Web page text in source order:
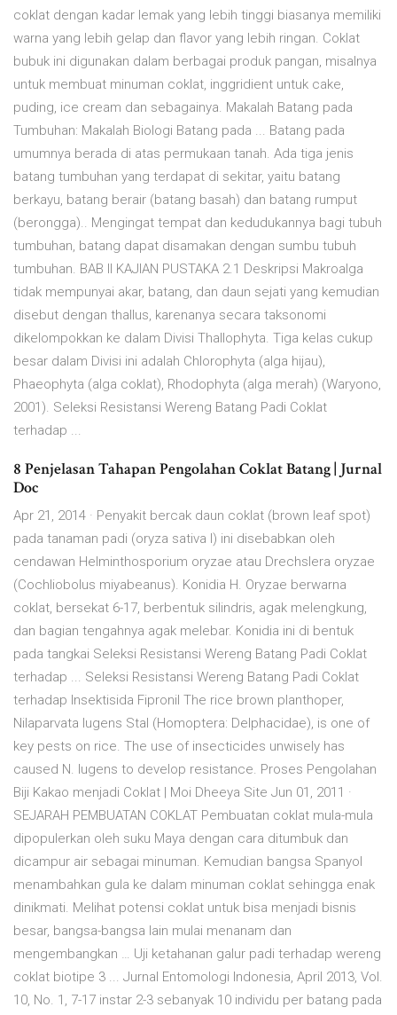
coklat dengan kadar lemak yang lebih tinggi biasanya memiliki
warna yang lebih gelap dan flavor yang lebih ringan. Coklat
bubuk ini digunakan dalam berbagai produk pangan, misalnya
untuk membuat minuman coklat, inggridient untuk cake,
puding, ice cream dan sebagainya. Makalah Batang pada
Tumbuhan: Makalah Biologi Batang pada ... Batang pada
umumnya berada di atas permukaan tanah. Ada tiga jenis
batang tumbuhan yang terdapat di sekitar, yaitu batang
berkayu, batang berair (batang basah) dan batang rumput
(berongga).. Mengingat tempat dan kedudukannya bagi tubuh
tumbuhan, batang dapat disamakan dengan sumbu tubuh
tumbuhan. BAB II KAJIAN PUSTAKA 2.1 Deskripsi Makroalga
tidak mempunyai akar, batang, dan daun sejati yang kemudian
disebut dengan thallus, karenanya secara taksonomi
dikelompokkan ke dalam Divisi Thallophyta. Tiga kelas cukup
besar dalam Divisi ini adalah Chlorophyta (alga hijau),
Phaeophyta (alga coklat), Rhodophyta (alga merah) (Waryono,
2001). Seleksi Resistansi Wereng Batang Padi Coklat
terhadap ...
8 Penjelasan Tahapan Pengolahan Coklat Batang | Jurnal
Doc
Apr 21, 2014 · Penyakit bercak daun coklat (brown leaf spot)
pada tanaman padi (oryza sativa l) ini disebabkan oleh
cendawan Helminthosporium oryzae atau Drechslera oryzae
(Cochliobolus miyabeanus). Konidia H. Oryzae berwarna
coklat, bersekat 6-17, berbentuk silindris, agak melengkung,
dan bagian tengahnya agak melebar. Konidia ini di bentuk
pada tangkai Seleksi Resistansi Wereng Batang Padi Coklat
terhadap ... Seleksi Resistansi Wereng Batang Padi Coklat
terhadap Insektisida Fipronil The rice brown planthoper,
Nilaparvata lugens Stal (Homoptera: Delphacidae), is one of
key pests on rice. The use of insecticides unwisely has
caused N. lugens to develop resistance. Proses Pengolahan
Biji Kakao menjadi Coklat | Moi Dheeya Site Jun 01, 2011 ·
SEJARAH PEMBUATAN COKLAT Pembuatan coklat mula-mula
dipopulerkan oleh suku Maya dengan cara ditumbuk dan
dicampur air sebagai minuman. Kemudian bangsa Spanyol
menambahkan gula ke dalam minuman coklat sehingga enak
dinikmati. Melihat potensi coklat untuk bisa menjadi bisnis
besar, bangsa-bangsa lain mulai menanam dan
mengembangkan … Uji ketahanan galur padi terhadap wereng
coklat biotipe 3 ... Jurnal Entomologi Indonesia, April 2013, Vol.
10, No. 1, 7-17 instar 2-3 sebanyak 10 individu per batang pada